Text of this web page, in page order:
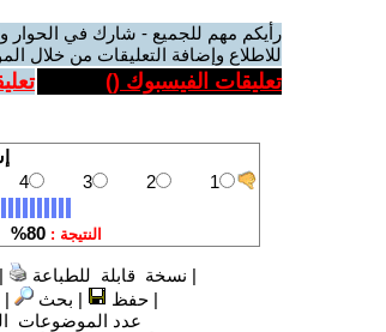
رأيكم مهم للجميع - شارك في الحوار
للاطلاع وإضافة التعليقات من خلال
تعليقات الفيسبوك ()
| نسخة قابلة للطباعة |
|حفظ | بحث |
عدد الموضوعات